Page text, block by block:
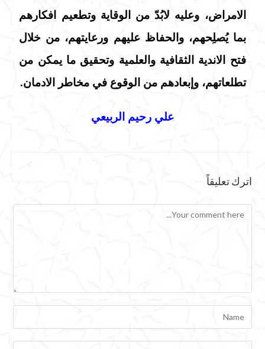
الامراض، وعليه لابُدّ من الوقاية وتطعيم افكارهم
بما يُصلِحهم، والحفاظ عليهم ورعايتهم، من خلال
فتح الاندية الثقافية والعلمية وتحقيق ما يمكن من
تطلعاتهم، وإبعادهم من الوقوع في مخاطر الادمان.
علي رحيم الربيعي
اترك تعليقاً